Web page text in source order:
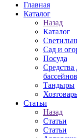
Главная
Каталог
Назад
Каталог
Сад и
Посуда
Средства
бассейнов
Тандыры
Статьи
Назад
Статьи
Статьи